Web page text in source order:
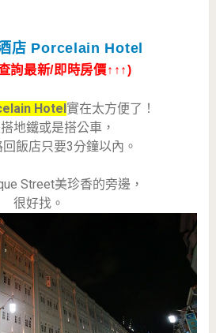
店 Porcelain Hotel
詢最新/即時房價↑↑↑)
Hotel實在太方便了！
地鐵或是搭公車，
飯店只要3分鐘以內。
Street美珍香的旁邊，
很好找。